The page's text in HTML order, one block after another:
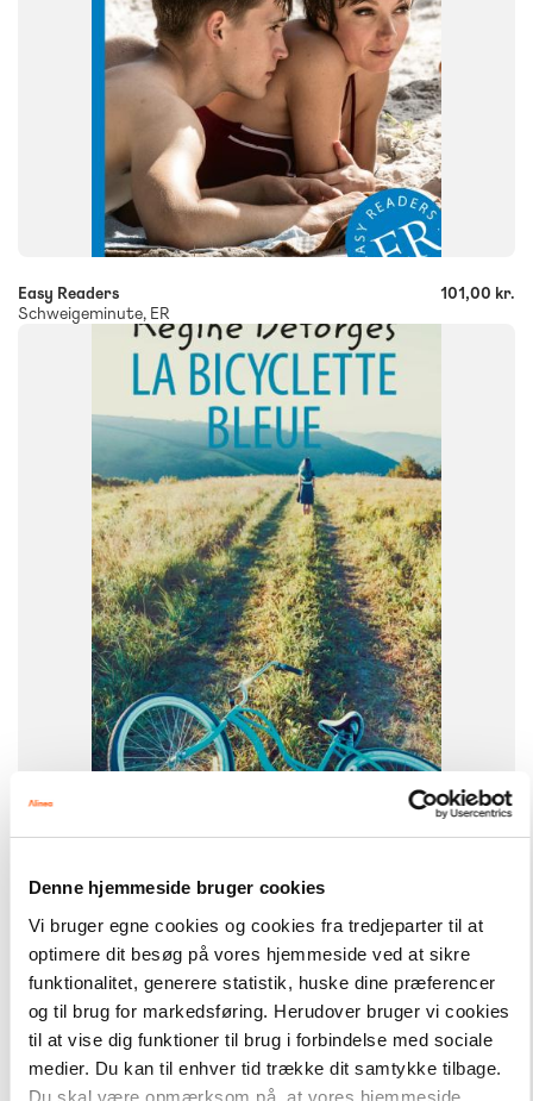
Denne hjemmeside bruger cookies
Vi bruger egne cookies og cookies fra tredjeparter til at
optimere dit besøg på vores hjemmeside ved at sikre
funktionalitet, generere statistik, huske dine præferencer
og til brug for markedsføring. Herudover bruger vi cookies
til at vise dig funktioner til brug i forbindelse med sociale
medier. Du kan til enhver tid trække dit samtykke tilbage.
Du skal være opmærksom på, at vores hjemmeside
+
Easy Readers
Schweigeminute, ER
101,00 kr.
FORMAT
Flergangsbog
9788723543059
Easy Readers
La bicyclette bleue, ER C
101,00 kr.
Hent flere